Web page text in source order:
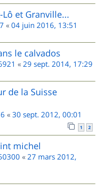
et Granville...
« 04 juin 2016, 13:51
le calvados
« 29 sept. 2014, 17:29
de la Suisse
« 30 sept. 2012, 00:01
1 2
michel
« 27 mars 2012,